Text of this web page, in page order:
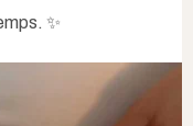
✨